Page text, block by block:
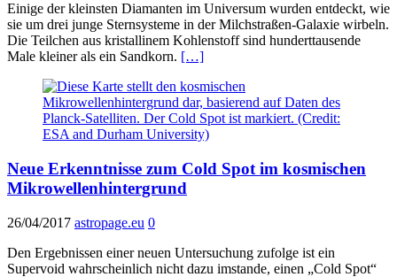
Einige der kleinsten Diamanten im Universum wurden entdeckt, wie
sie um drei junge Sternsysteme in der Milchstraßen-Galaxie wirbeln.
Die Teilchen aus kristallinem Kohlenstoff sind hunderttausende
Male kleiner als ein Sandkorn. […]
Neue Erkenntnisse zum Cold Spot im kosmischen
Mikrowellenhintergrund
26/04/2017 astropage.eu 0
Den Ergebnissen einer neuen Untersuchung zufolge ist ein
Supervoid wahrscheinlich nicht dazu imstande, einen „Cold Spot“